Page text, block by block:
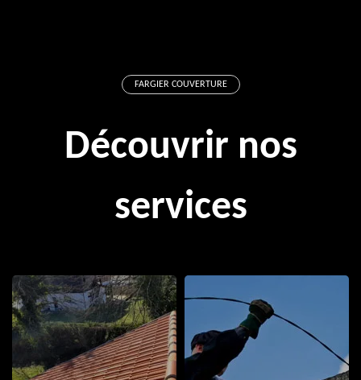
FARGIER COUVERTURE
Découvrir nos
services